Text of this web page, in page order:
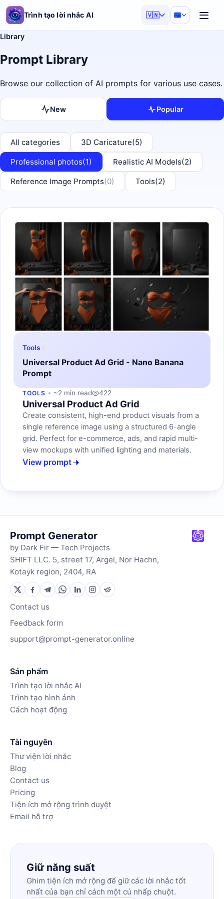
Trình tạo lời nhắc AI 🇻🇳
Library
Prompt Library
Browse our collection of AI prompts for various use cases.
New Popular
All categories 3D Caricature(5)
Professional photos(1) Realistic AI Models(2)
Reference Image Prompts(0) Tools(2)
Tools
Universal Product Ad Grid - Nano Banana
Prompt
TOOLS ~2 min read 422
Universal Product Ad Grid
Create consistent, high-end product visuals from a
single reference image using a structured 6-angle
grid. Perfect for e-commerce, ads, and rapid multi-
view mockups with unified lighting and materials.
View prompt
Prompt Generator
by Dark Fir — Tech Projects
SHIFT LLC. 5, street 17, Argel, Nor Hachn,
Kotayk region, 2404, RA
Contact us
Feedback form
support@prompt-generator.online
Sản phẩm
Trình tạo lời nhắc AI
Trình tạo hình ảnh
Cách hoạt động
Tài nguyên
Thư viện lời nhắc
Blog
Contact us
Pricing
Tiện ích mở rộng trình duyệt
Email hỗ trợ
Giữ năng suất
Ghim tiện ích mở rộng để giữ các lời nhắc tốt
nhất của bạn chỉ cách một cú nhấp chuột.